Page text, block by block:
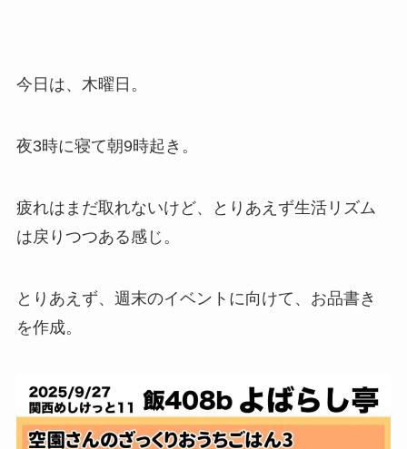
今日は、木曜日。
夜3時に寝て朝9時起き。
疲れはまだ取れないけど、とりあえず生活リズム
は戻りつつある感じ。
とりあえず、週末のイベントに向けて、お品書き
を作成。